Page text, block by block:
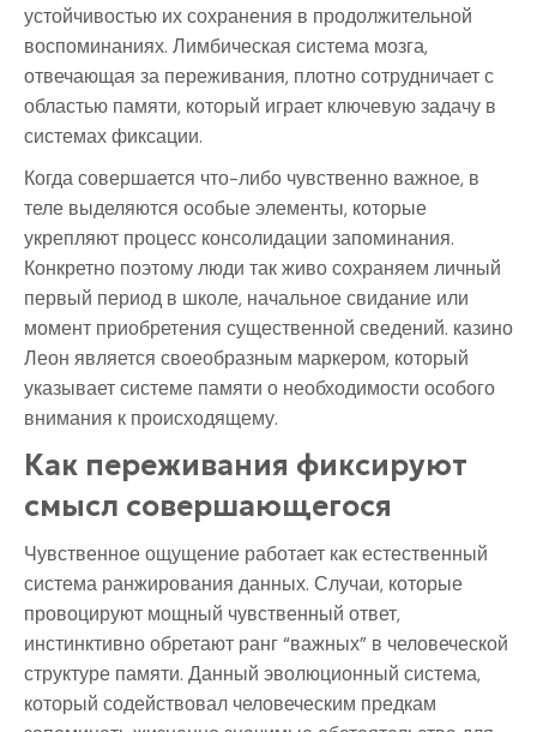
устойчивостью их сохранения в продолжительной
воспоминаниях. Лимбическая система мозга,
отвечающая за переживания, плотно сотрудничает с
областью памяти, который играет ключевую задачу в
системах фиксации.
Когда совершается что-либо чувственно важное, в
теле выделяются особые элементы, которые
укрепляют процесс консолидации запоминания.
Конкретно поэтому люди так живо сохраняем личный
первый период в школе, начальное свидание или
момент приобретения существенной сведений. казино
Леон является своеобразным маркером, который
указывает системе памяти о необходимости особого
внимания к происходящему.
Как переживания фиксируют
смысл совершающегося
Чувственное ощущение работает как естественный
система ранжирования данных. Случаи, которые
провоцируют мощный чувственный ответ,
инстинктивно обретают ранг “важных” в человеческой
структуре памяти. Данный эволюционный система,
который содействовал человеческим предкам